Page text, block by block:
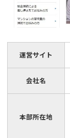
運営サイト
会社名
本部所在地